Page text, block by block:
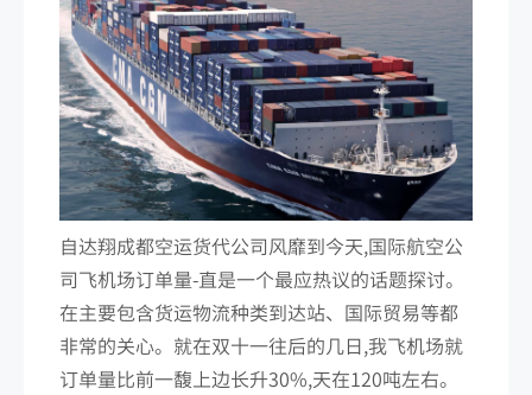
自达翔成都空运货代公司风靡到今天,国际航空公
司飞机场订单量-直是一个最应热议的话题探讨。
在主要包含货运物流种类到达站、国际贸易等都
非常的关心。就在双十一往后的几日,我飞机场就
订单量比前一馥上边长升30%,天在120吨左右。